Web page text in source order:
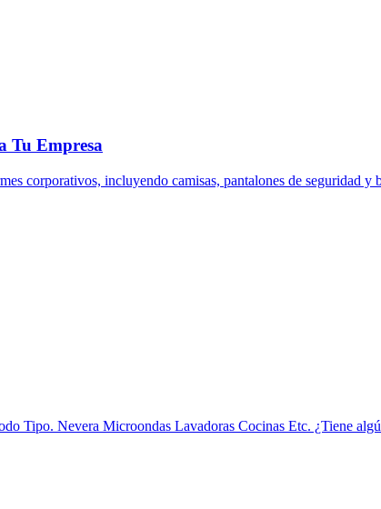
Tu Empresa
corporativos, incluyendo camisas, pantalones de seguridad y
Tipo. Nevera Microondas Lavadoras Cocinas Etc. ¿Tiene